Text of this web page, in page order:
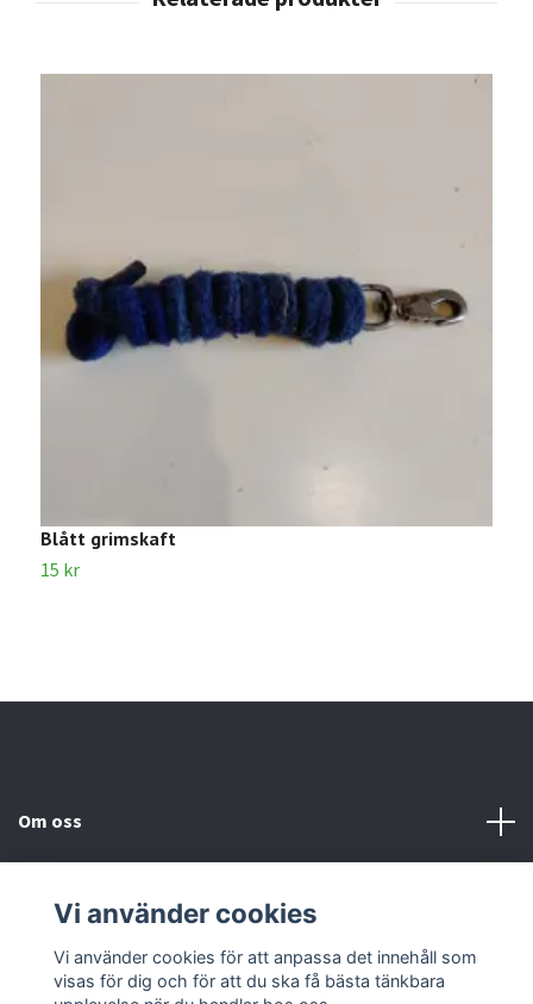
Blått grimskaft
15 kr
Om oss
Kontakta oss
Vi använder cookies
Vi använder cookies för att anpassa det innehåll som
visas för dig och för att du ska få bästa tänkbara